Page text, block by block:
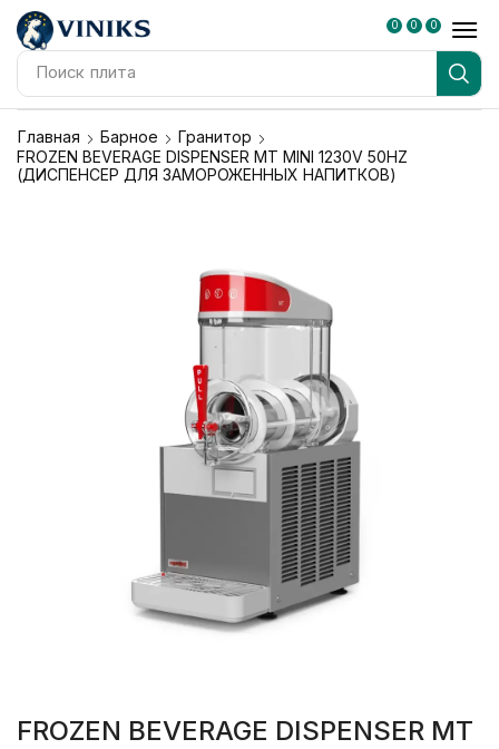
Поиск плита
0 0 0
Главная Барное
Гранитор
FROZEN BEVERAGE DISPENSER MT MINI 1230V 50HZ
(ДИСПЕНСЕР ДЛЯ ЗАМОРОЖЕННЫХ НАПИТКОВ)
FROZEN BEVERAGE DISPENSER MT